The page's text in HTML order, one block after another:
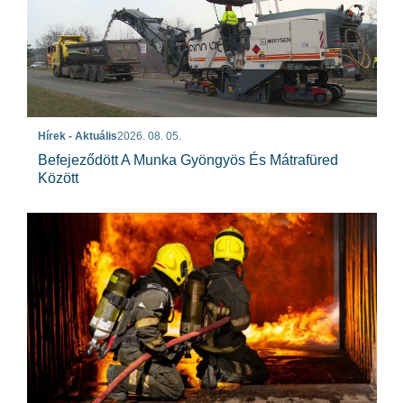
Hírek - Aktuális2026. 08. 05.
Befejeződött A Munka Gyöngyös És Mátrafüred
Között